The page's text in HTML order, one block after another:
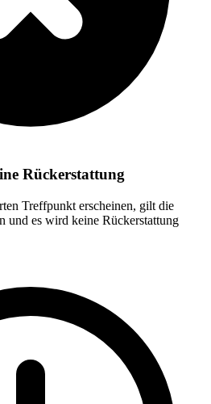
Rückerstattung
Treffpunkt erscheinen, gilt die
und es wird keine Rückerstattung